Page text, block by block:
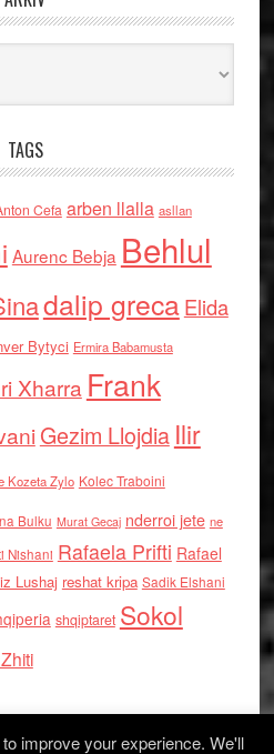
TAGS
Cefa arben llalla asllan
Aurenc Bebja Behlul
dalip grecaElida
Bytyci Ermira Babamusta
Xharra Frank
Gezim Llojdia Ilir
Kozeta Zylo Kolec Traboini
Bulku Murat Gecaj nderroi jete ne
Nishani Rafaela Prifti Rafael
Lushaj reshat kripa Sadik Elshani
shqiptaret Sokol
improve your experience. We'll